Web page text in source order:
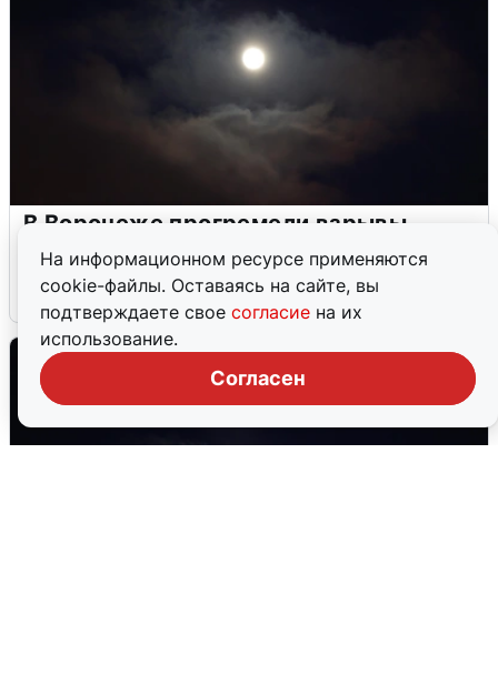
На информационном ресурсе применяются
cookie-файлы. Оставаясь на сайте, вы
подтверждаете свое согласие на их
использование.
Согласен
В Воронеже прогремели взрывы
после сигнала тревоги
5 августа 0